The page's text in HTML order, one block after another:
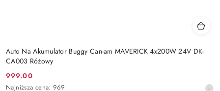
Auto Na Akumulator Buggy Can-am MAVERICK 4x200W 24V DK-
CA003 Różowy
Cena
999.00
Najniższa
Najniższa cena: 969